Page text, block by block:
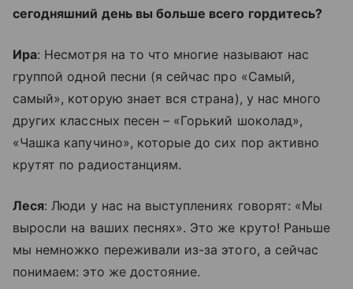
сегодняшний день вы больше всего гордитесь?
Ира: Несмотря на то что многие называют нас
группой одной песни (я сейчас про «Самый,
самый», которую знает вся страна), у нас много
других классных песен – «Горький шоколад»,
«Чашка капучино», которые до сих пор активно
крутят по радиостанциям.
Леся: Люди у нас на выступлениях говорят: «Мы
выросли на ваших песнях». Это же круто! Раньше
мы немножко переживали из-за этого, а сейчас
понимаем: это же достояние.